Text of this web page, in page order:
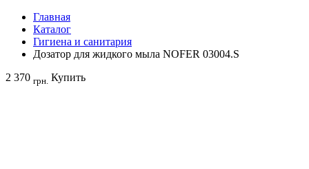
Главная
Каталог
Гигиена и санитария
Дозатор для жидкого мыла NOFER 03004.S
2 370 грн. Купить